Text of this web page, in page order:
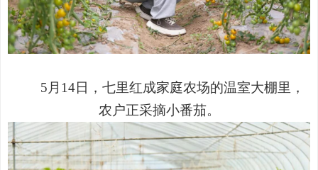
5月 14日，七里红成家庭农场的温室大棚里，
农户正采摘小番茄。